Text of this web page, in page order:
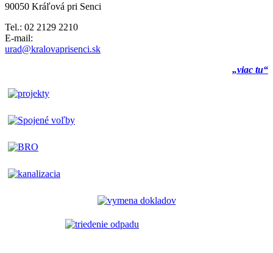
90050 Kráľová pri Senci
Tel.: 02 2129 2210
E-mail:
urad@kralovaprisenci.sk
„viac tu“